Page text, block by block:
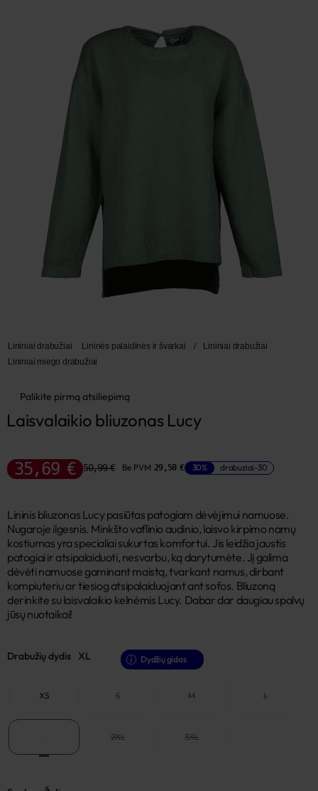
Lininiai drabužiai Lininės palaidinės ir švarkai /
Lininiai drabužiai
Lininiai miego drabužiai
Palikite pirmą atsiliepimą
Laisvalaikio bliuzonas Lucy
35,69 € 50,99 € Be PVM 29,50 € 30% drabuziai-30
Lininis bliuzonas Lucy pasiūtas patogiam dėvėjimui namuose.
Nugaroje ilgesnis. Minkšto vaflinio audinio, laisvo kirpimo namų
kostiumas yra specialiai sukurtas komfortui. Jis leidžia jaustis
patogiai ir atsipalaiduoti, nesvarbu, ką darytumėte. Jį galima
dėvėti namuose gaminant maistą, tvarkant namus, dirbant
kompiuteriu ar tiesiog atsipalaiduojant ant sofos. Bliuzoną
derinkite su laisvalaikio kelnėmis Lucy. Dabar dar daugiau spalvų
jūsų nuotaikai!
Drabužių dydis XL Dydžių gidas
XS S M L
2XL 3XL